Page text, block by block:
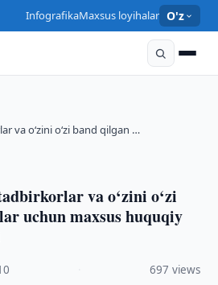
InfografikaMaxsus loyihalar O'z
va o‘zini o‘zi band qilgan …
va o‘zini o‘zi
uchun maxsus huquqiy
697 views